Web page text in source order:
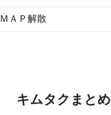
ＡＰ解散
キムタクまとめ